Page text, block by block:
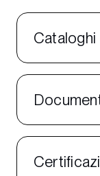
Cataloghi